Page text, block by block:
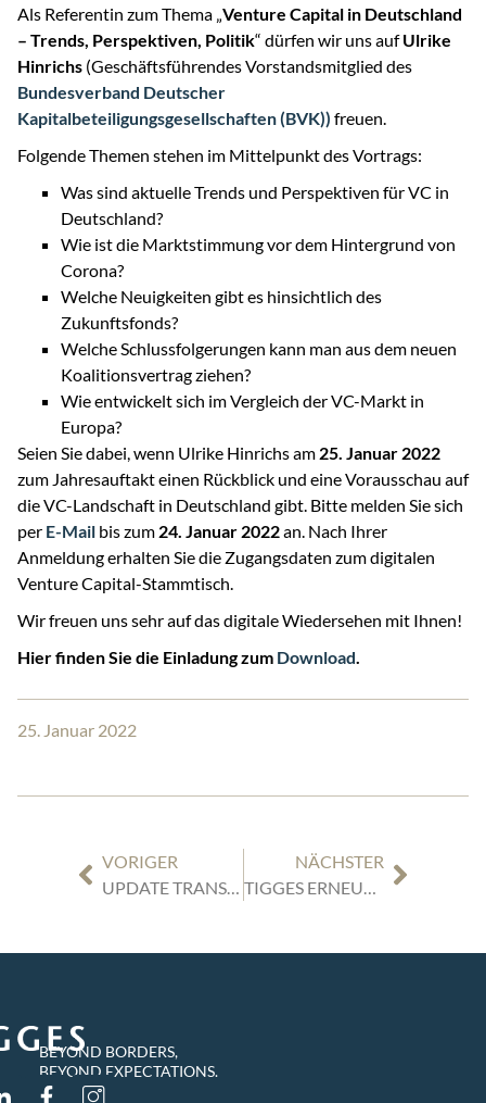
Als Referentin zum Thema „Venture Capital in Deutschland
– Trends, Perspektiven, Politik“ dürfen wir uns aufUlrike
Hinrichs (Geschäftsführendes Vorstandsmitglied des
Bundesverband Deutscher
Kapitalbeteiligungsgesellschaften (BVK)) freuen.
Folgende Themen stehen im Mittelpunkt des Vortrags:
Was sind aktuelle Trends und Perspektiven für VC in
Deutschland?
Wie ist die Marktstimmung vor dem Hintergrund von
Corona?
Welche Neuigkeiten gibt es hinsichtlich des
Zukunftsfonds?
Welche Schlussfolgerungen kann man aus dem neuen
Koalitionsvertrag ziehen?
Wie entwickelt sich im Vergleich der VC-Markt in
Europa?
Seien Sie dabei, wenn Ulrike Hinrichs am 25. Januar 2022
zum Jahresauftakt einen Rückblick und eine Vorausschau auf
die VC-Landschaft in Deutschland gibt. Bitte melden Sie sich
per E-Mail bis zum 24. Januar 2022an. Nach Ihrer
Anmeldung erhalten Sie die Zugangsdaten zum digitalen
Venture Capital-Stammtisch.
Wir freuen uns sehr auf das digitale Wiedersehen mit Ihnen!
Hier finden Sie die Einladung zum Download.
25. Januar 2022
VORIGER
UPDATE TRANSPORT- UND STEUERRECHT: NEUE UMSATZSTEUERPFLICHT BEI DER EIN- UND AUSFUHR FÜR GÜTER-BEFÖRDERER
NÄCHSTER
TIGGES ERNEUT VON LEGAL 500 ALS FÜHRENDE KANZLEI IM BEREICH WIRTSCHAFTSRECHT FÜR DIE REGION DÜSSELDORF AUSGEZEICHNET
BEYOND BORDERS,
BEYOND EXPECTATIONS.